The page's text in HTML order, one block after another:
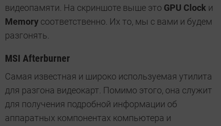
видеопамяти. На скриншоте выше это GPU Clock и
Memory соответственно. Их то, мы с вами и будем
разгонять.
MSI Afterburner
Самая известная и широко используемая утилита
для разгона видеокарт. Помимо этого, она служит
для получения подробной информации об
аппаратных компонентах компьютера и